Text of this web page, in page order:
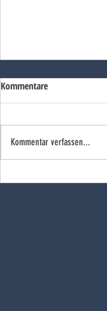
Silberdekoriert und
Kommentare
Kommentar verfassen...